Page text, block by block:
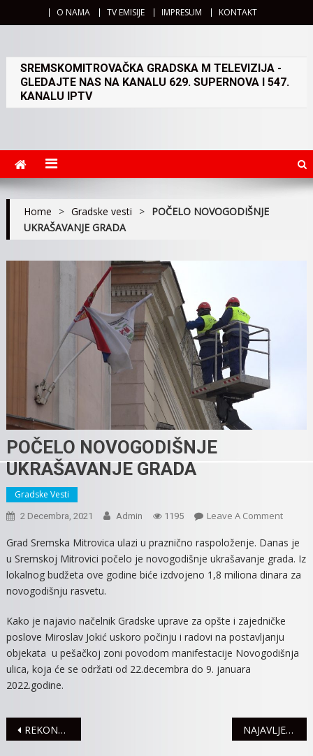
O NAMA TV EMISIJE IMPRESUM KONTAKT
SREMSKOMITROVAČKA GRADSKA M TELEVIZIJA -
GLEDAJTE NAS NA KANALU 629. SUPERNOVA I 547.
KANALU IPTV
Home > Gradske vesti > POČELO NOVOGODIŠNJE
UKRAŠAVANJE GRADA
POČELO NOVOGODIŠNJE
UKRAŠAVANJE GRADA
Gradske Vesti
2 Decembra, 2021 Admin 1195 Leave A CommentOn
GRADA
Grad Sremska Mitrovica ulazi u praznično raspoloženje. Danas je
u Sremskoj Mitrovici počelo je novogodišnje ukrašavanje grada. Iz
lokalnog budžeta ove godine biće izdvojeno 1,8 miliona dinara za
novogodišnju rasvetu.
Kako je najavio načelnik Gradske uprave za opšte i zajedničke
poslove Miroslav Jokić uskoro počinju i radovi na postavljanju
objekata u pešačkoj zoni povodom manifestacije Novogodišnja
ulica, koja će se održati od 22.decembra do 9. januara
2022.godine.
Navigacija
REKONSTRUKCIJA PROMETNE RASKRSNICE U VELIKIM RADINCIMA NAJAVLJENA ISKLJUČENJA STRUJE ZA 3. DECEMBAR